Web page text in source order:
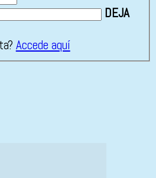
DEJA
Accede aquí